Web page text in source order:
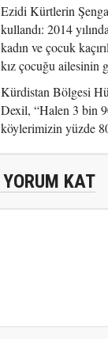
Ezidi Kürtlerin
kullandı: 2014
kadın ve çocuk
kız çocuğu ailesinin
Kürdistan Bölgesi
Dexil, “Halen 3 bin
köylerimizin yüzde
YORUM KAT